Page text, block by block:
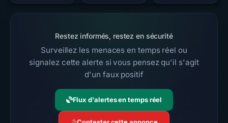
Restez informés, restez en sécurité
Surveillez les menaces en temps réel ou
signalez cette alerte si vous pensez qu'il s'agit
d'un faux positif
Flux d'alertes en temps réel